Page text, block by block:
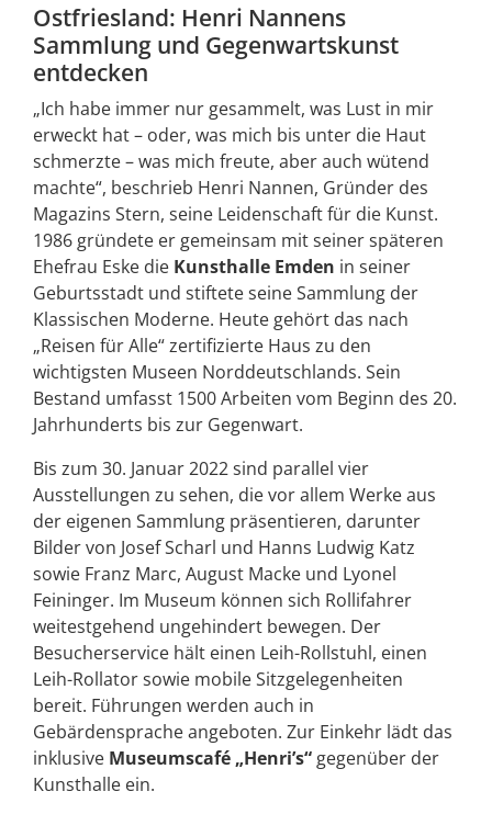
Ostfriesland: Henri Nannens
Sammlung und Gegenwartskunst
entdecken
„Ich habe immer nur gesammelt, was Lust in mir
erweckt hat – oder, was mich bis unter die Haut
schmerzte – was mich freute, aber auch wütend
machte“, beschrieb Henri Nannen, Gründer des
Magazins Stern, seine Leidenschaft für die Kunst.
1986 gründete er gemeinsam mit seiner späteren
Ehefrau Eske die Kunsthalle Emden in seiner
Geburtsstadt und stiftete seine Sammlung der
Klassischen Moderne. Heute gehört das nach
„Reisen für Alle“ zertifizierte Haus zu den
wichtigsten Museen Norddeutschlands. Sein
Bestand umfasst 1500 Arbeiten vom Beginn des 20.
Jahrhunderts bis zur Gegenwart.
Bis zum 30. Januar 2022 sind parallel vier
Ausstellungen zu sehen, die vor allem Werke aus
der eigenen Sammlung präsentieren, darunter
Bilder von Josef Scharl und Hanns Ludwig Katz
sowie Franz Marc, August Macke und Lyonel
Feininger. Im Museum können sich Rollifahrer
weitestgehend ungehindert bewegen. Der
Besucherservice hält einen Leih-Rollstuhl, einen
Leih-Rollator sowie mobile Sitzgelegenheiten
bereit. Führungen werden auch in
Gebärdensprache angeboten. Zur Einkehr lädt das
inklusive Museumscafé „Henri’s“ gegenüber der
Kunsthalle ein.